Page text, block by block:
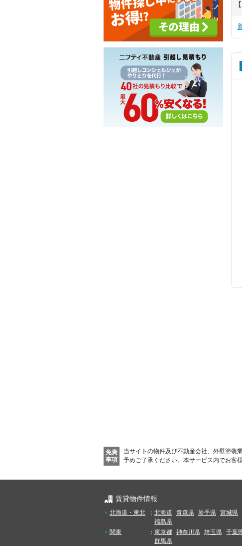
免責
事項
当サイトの物件及び不動産会社、外壁塗装
予めご了承ください。 本サービス内でお客
賃貸物件情報
北海道・東北 ： 北海道 青森県 岩手県 宮城県
福島県
関東
： 東京都 神奈川県 埼玉県 千葉
群馬県